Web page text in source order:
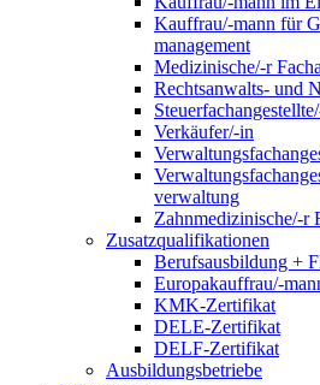
Kauffrau/-mann für
manage­ment
Medizinische/-r
Rechtsanwalts- und
Verkäufer/-in
verwaltung
Zahnmedizinische/-r
Zusatzqualifikationen
Berufsausbildung +
Europakauffrau/-
KMK-Zertifikat
DELE-Zertifikat
DELF-Zertifikat
Ausbildungsbetriebe